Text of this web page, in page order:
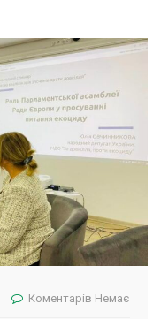
Коментарів Немає